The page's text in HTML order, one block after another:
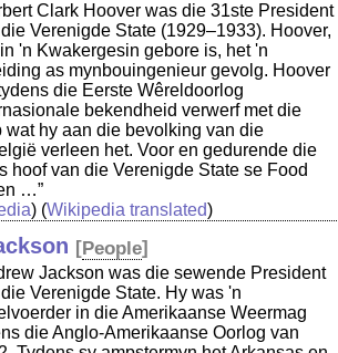
Clark Hoover was die 31ste President
Verenigde State (1929–1933). Hoover,
'n Kwakergesin gebore is, het 'n
as mynbouingenieur gevolg. Hoover
die Eerste Wêreldoorlog
bekendheid verwerf met die
wat hy aan die bevolking van die
verleen het. Voor en gedurende die
hoof van die Verenigde State se Food
…”
) (Wikipedia translated)
[People]
Jackson was die sewende President
Verenigde State. Hy was 'n
in die Amerikaanse Weermag
die Anglo-Amerikaanse Oorlog van